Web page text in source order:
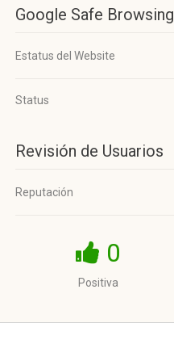
Google Safe Browsing
Estatus del Website
Status
Revisión de Usuarios
Reputación
0
Positiva